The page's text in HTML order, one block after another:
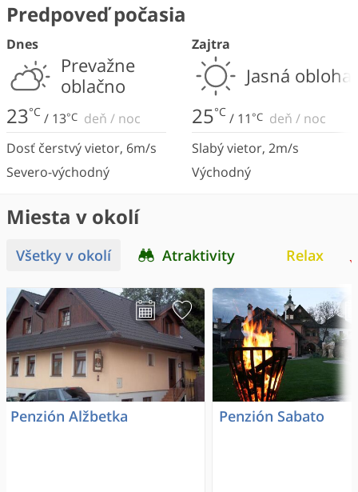
Predpoveď počasia
Dnes
Prevažne
oblačno
23°C / 13°C deň / noc
Dosť čerstvý vietor, 6m/s
Severo-východný
Zajtra
Jasná obloha
25°C / 11°C deň / noc
Slabý vietor, 2m/s
Východný
Miesta v okolí
Všetky v okolí Atraktivity Relax
Penzión Alžbetka Penzión Sabato